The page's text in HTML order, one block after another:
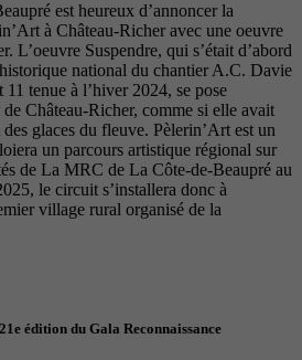
est heureux d’annoncer la
à Château-Richer avec une oeuvre
L’oeuvre Suspendre, qui s’était d’abord
national du chantier A.C. Davie
tenue à l’hiver 2024, se pose
Château-Richer, comme si elle avait
glaces du fleuve. Pèlerin’Art est un
un parcours artistique régional sur
de La MRC de La Côte-de-Beaupré au
le circuit s’installera donc à
village rural organisé de la
édition du Gala Reconnaissance